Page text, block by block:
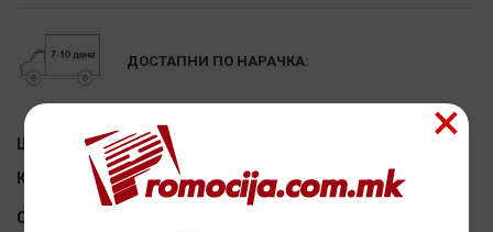
ДОСТАПНИ ПО НАРАЧКА:
Шифра:
3315320
Категорија:ПРИВРЗОЦИ
Сподели
×